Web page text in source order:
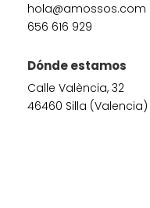
hola@amossos.com
656 616 929
Dónde estamos
Calle València, 32
46460 Silla (Valencia)